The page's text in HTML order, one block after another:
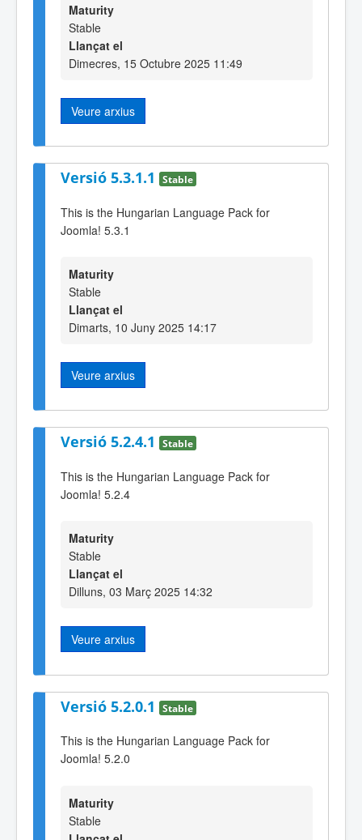
Maturity
Stable
Llançat el
Dimecres, 15 Octubre 2025 11:49
Veure arxius
Versió 5.3.1.1 Stable
This is the Hungarian Language Pack for
Joomla! 5.3.1
Maturity
Stable
Llançat el
Dimarts, 10 Juny 2025 14:17
Veure arxius
Versió 5.2.4.1 Stable
This is the Hungarian Language Pack for
Joomla! 5.2.4
Maturity
Stable
Llançat el
Dilluns, 03 Març 2025 14:32
Veure arxius
Versió 5.2.0.1 Stable
This is the Hungarian Language Pack for
Joomla! 5.2.0
Maturity
Stable